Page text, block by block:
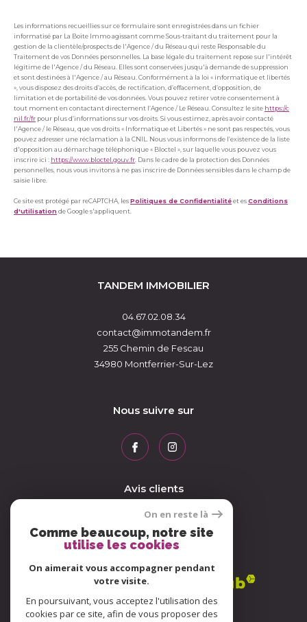
Les informations recueillies sur ce formulaire sont enregistrées dans un fichier
informatisé par La Boite Immo agissant comme Sous-traitant du traitement pour la
gestion de la clientèle/prospects de l'Agence / du Réseau qui reste Responsable du
Traitement de vos Données personnelles. La base légale du traitement repose sur l'intérêt
légitime de l'Agence / du Réseau. Elles sont conservées jusqu'à demande de suppression
et sont destinées à l'Agence / au Réseau. Conformément à la loi « informatique et libertés
», vous disposez des droits d’accès, de rectification, d’effacement, d’opposition, de
limitation et de portabilité de vos données. Vous pouvez retirer votre consentement à
tout moment en contactant directement l’Agence / Le Réseau. Consultez le site https://c
nil.fr/fr pour plus d’informations sur vos droits. Si vous estimez, après avoir contacté
l'Agence / le Réseau, que vos droits « Informatique et Libertés » ne sont pas respectés, vous
pouvez adresser une réclamation à la CNIL. Nous vous informons de l’existence de la liste
d'opposition au démarchage téléphonique « Bloctel », sur laquelle vous pouvez vous
inscrire ici : https://www.bloctel.gouv.fr. Dans le cadre de la protection des Données
personnelles, nous vous invitons à ne pas inscrire de Données sensibles dans le champ de
saisie libre.
Ce site est protégé par reCAPTCHA, lesPolitiques de Confidentialitéet esConditions
d'utilisation de Google s'appliquent.
TANDEM IMMOBILIER
04.67.02.08.34
contact@immotandem.fr
255 Chemin de Fescau
34980
Montferrier-Sur-Lez
Nous suivre sur
Avis clients
On en reste là
Comme beaucoup, notre site
utilise les cookies
On aimerait vous accompagner pendant
votre visite.
En poursuivant, vous acceptez l'utilisation des
cookies par ce site, afin de vous proposer des